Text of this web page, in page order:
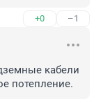
+0 –1
кабели
потепление.